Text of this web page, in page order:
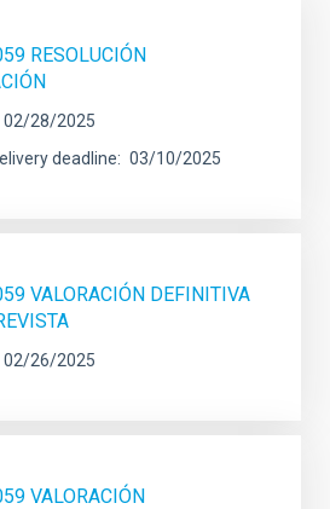
RESOLUCIÓN
02/28/2025
deadline
03/10/2025
VALORACIÓN DEFINITIVA
02/26/2025
VALORACIÓN